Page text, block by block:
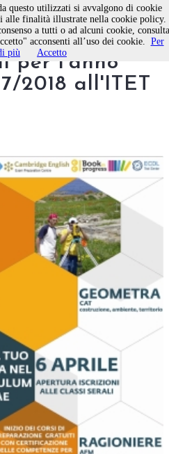
alle classi
per l'anno
2018 all'ITET
questo utilizzati si avvalgono di cookie
alle finalità illustrate nella cookie policy.
a tutti o ad alcuni cookie, consulta
acconsenti all’uso dei cookie. Per
più
Accetto